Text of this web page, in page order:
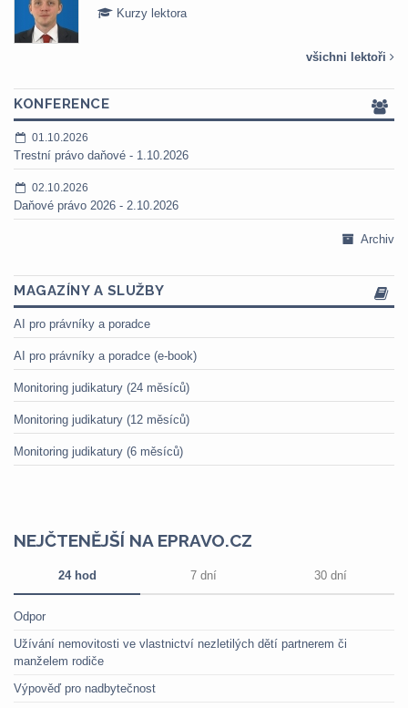
Kurzy lektora
všichni lektoři
KONFERENCE
01.10.2026
Trestní právo daňové - 1.10.2026
02.10.2026
Daňové právo 2026 - 2.10.2026
Archiv
MAGAZÍNY A SLUŽBY
AI pro právníky a poradce
AI pro právníky a poradce (e-book)
Monitoring judikatury (24 měsíců)
Monitoring judikatury (12 měsíců)
Monitoring judikatury (6 měsíců)
NEJČTENĚJŠÍ NA EPRAVO.CZ
24 hod 7 dní 30 dní
Odpor
Užívání nemovitosti ve vlastnictví nezletilých dětí partnerem či
manželem rodiče
Výpověď pro nadbytečnost